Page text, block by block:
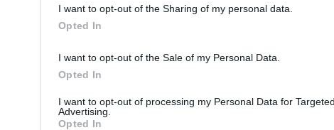
I want to opt-out of the Sharing of my personal data.
Opted In
I want to opt-out of the Sale of my Personal Data.
Opted In
I want to opt-out of processing my Personal Data for Targeted
Advertising.
Opted In